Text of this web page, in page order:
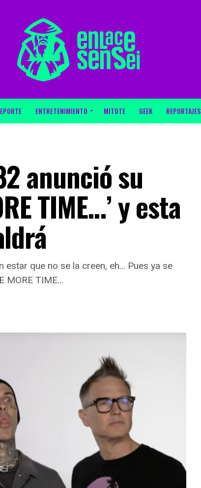
ENTRETENIMIENTO MITOTE GEEK REPORTAJES
anunció su
TIME…’ y esta
que no se la creen, eh… Pues ya se
MORE TIME…